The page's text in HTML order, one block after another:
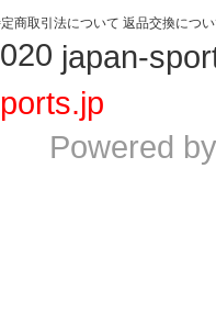
商取引法について 返品交換につ
japan-
Powered